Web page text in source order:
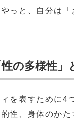
っと、自分は「
の多様性」
を表すために4
性、身体のか